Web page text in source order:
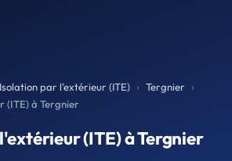
Isolation par l'extérieur (ITE)
Tergnier
(ITE) à Tergnier
(ITE) à Tergnier